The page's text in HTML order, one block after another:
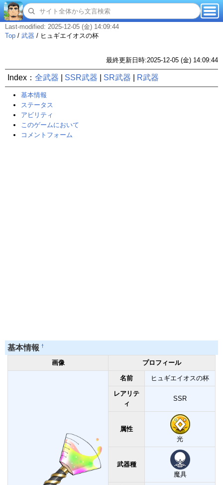
Last-modified: 2025-12-05 (金) 14:09:44
Top / 武器 / ヒュギエイオスの杯
最終更新日時:2025-12-05 (金) 14:09:44
Index： 全武器 SSR武器 SR武器 R武器
基本情報
ステータス
アビリティ
このゲームにおいて
コメントフォーム
基本情報 †
画像 プロフィール
名前 ヒュギエイオスの杯
レアリテ
ィ
SSR
属性
光
武器種
魔具